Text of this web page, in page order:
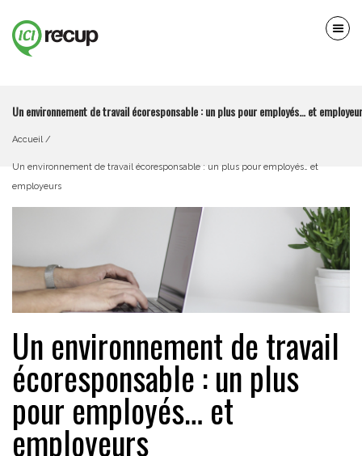
Un environnement de travail écoresponsable : un plus pour employés… et
Accueil
Un environnement de travail écoresponsable : un plus pour employés… et
employeurs
Un environnement de travail
écoresponsable : un plus
pour employés… et
employeurs